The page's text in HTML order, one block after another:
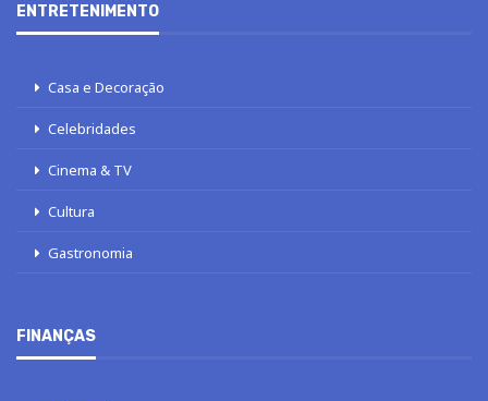
ENTRETENIMENTO
Casa e Decoração
Celebridades
Cinema & TV
Cultura
Gastronomia
FINANÇAS